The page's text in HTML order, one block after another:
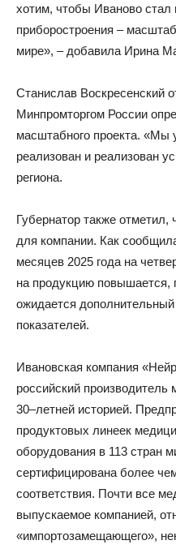
хотим, чтобы Иваново стал
приборостроения –
мире», – добавила Ирина
Станислав Воскресенский
Минпромторгом России
масштабного проекта. «Мы
реализован и реализован
региона.
Губернатор также
для компании. Как
месяцев 2025 года на
на продукцию повышается,
ожидается дополнительный
показателей.
Ивановская компания
российский производитель
30–летней историей.
продуктовых линеек
оборудования в 113 стран
сертифицирована более
соответствия. Почти все
выпускаемое компанией,
«импортозамещающего»,